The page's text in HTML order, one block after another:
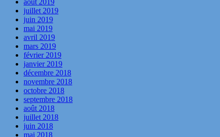
juillet 2019
juin 2019
mai 2019
avril 2019
mars 2019
février 2019
janvier 2019
décembre 2018
novembre 2018
octobre 2018
septembre 2018
août 2018
juillet 2018
juin 2018
mai 2018